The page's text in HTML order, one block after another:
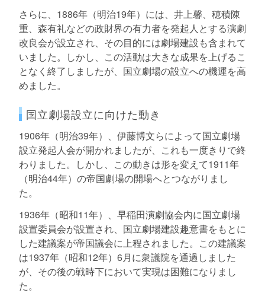
さらに、1886年（明治19年）には、井上馨、穂積陳
重、森有礼などの政財界の有力者を発起人とする演劇
改良会が設立され、その目的には劇場建設も含まれて
いました。しかし、この活動は大きな成果を上げるこ
となく終了しましたが、国立劇場の設立への機運を高
めました。
国立劇場設立に向けた動き
1906年（明治39年）、伊藤博文らによって国立劇場
設立発起人会が開かれましたが、これも一度きりで終
わりました。しかし、この動きは形を変えて1911年
（明治44年）の帝国劇場の開場へとつながりまし
た。
1936年（昭和11年）、早稲田演劇協会内に国立劇場
設置委員会が設置され、国立劇場建設趣意書をもとに
した建議案が帝国議会に上程されました。この建議案
は1937年（昭和12年）6月に衆議院を通過しました
が、その後の戦時下において実現は困難になりまし
た。